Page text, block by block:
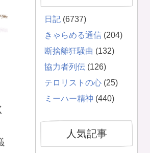
日記 (6737)
きゃらめる通信 (204)
断捨離狂騒曲 (132)
協力者列伝 (126)
テロリストの心 (25)
ミーハー精神 (440)
人気記事